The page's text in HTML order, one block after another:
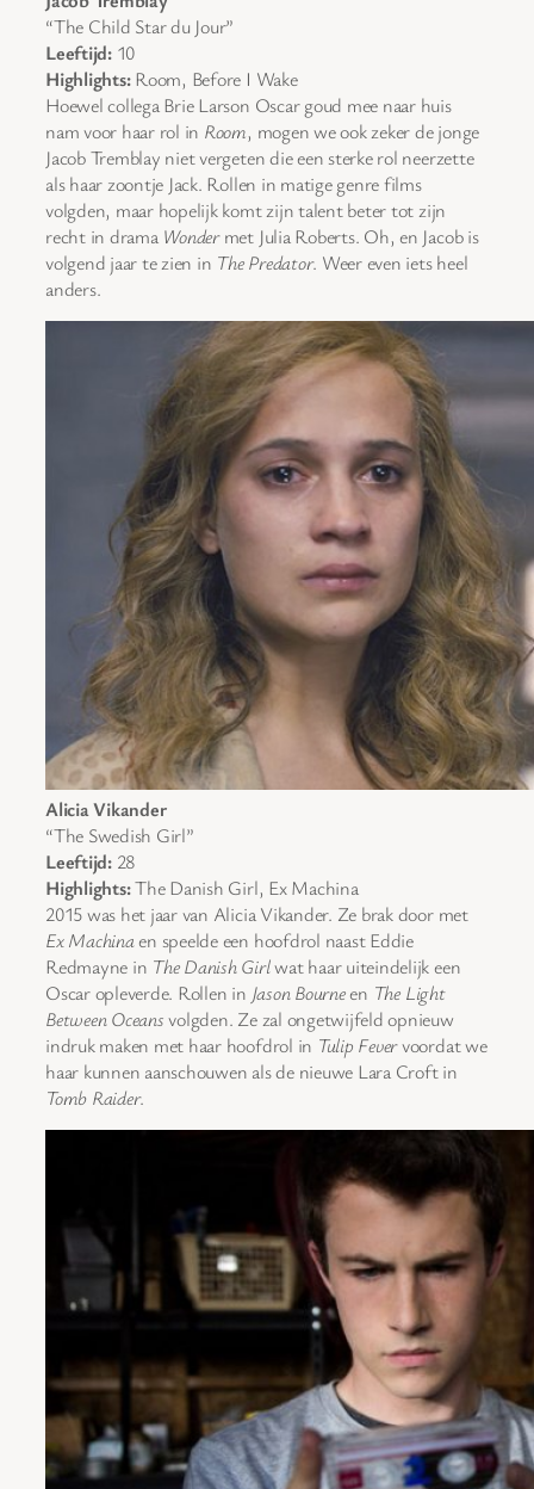
“The Child Star du Jour”
Leeftijd:10
Highlights:Room, Before I Wake
Hoewel collega Brie Larson Oscar goud mee naar huis
nam voor haar rol in Room, mogen we ook zeker de jonge
Jacob Tremblay niet vergeten die een sterke rol neerzette
als haar zoontje Jack. Rollen in matige genre films
volgden, maar hopelijk komt zijn talent beter tot zijn
recht in drama Wondermet Julia Roberts. Oh, en Jacob is
volgend jaar te zien in The Predator. Weer even iets heel
anders.
Alicia Vikander
“The Swedish Girl”
Leeftijd:28
Highlights:The Danish Girl, Ex Machina
2015 was het jaar van Alicia Vikander. Ze brak door met
Ex Machinaen speelde een hoofdrol naast Eddie
Redmayne in The Danish Girlwat haar uiteindelijk een
Oscar opleverde. Rollen in Jason Bourneen The Light
Between Oceansvolgden. Ze zal ongetwijfeld opnieuw
indruk maken met haar hoofdrol in Tulip Fevervoordat we
haar kunnen aanschouwen als de nieuwe Lara Croft in
Tomb Raider.